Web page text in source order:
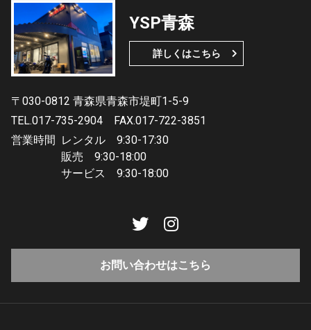
YSP青森
詳しくはこちら
〒030-0812 青森県青森市堤町1-5-9
TEL.017-735-2904
FAX.017-722-3851
営業時間 レンタル 9:30-17:30
販売 9:30-18:00
サービス 9:30-18:00
お問い合わせはこちら